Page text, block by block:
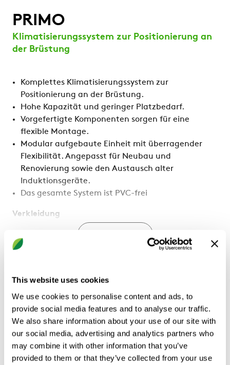
This website uses cookies
We use cookies to personalise content and ads, to
provide social media features and to analyse our traffic.
We also share information about your use of our site with
our social media, advertising and analytics partners who
may combine it with other information that you’ve
provided to them or that they’ve collected from your use
PRIMO
Klimatisierungssystem zur Positionierung an
der Brüstung
Komplettes Klimatisierungssystem zur
Positionierung an der Brüstung.
Hohe Kapazität und geringer Platzbedarf.
Vorgefertigte Komponenten sorgen für eine
flexible Montage.
Modular aufgebaute Einheit mit überragender
Flexibilität. Angepasst für Neubau und
Renovierung sowie den Austausch alter
Induktionsgeräte.
Das gesamte System ist PVC-frei
Verkleidung
Freie Positionierung von Anschlüssen
BERECHNEN
Technische Daten Zubehör Zertifikate